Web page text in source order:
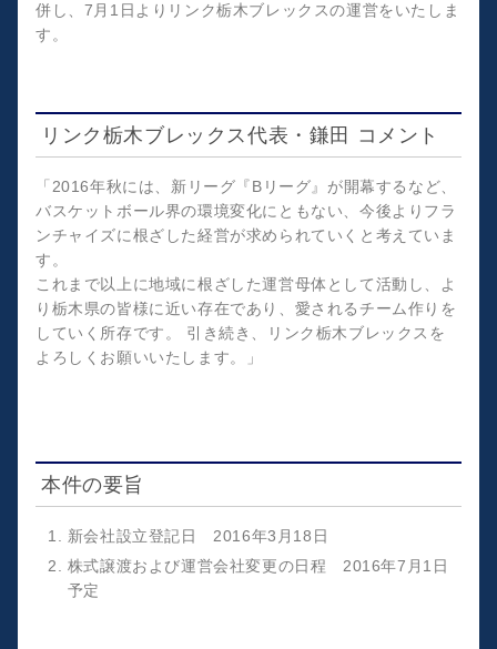
併し、7月1日よりリンク栃木ブレックスの運営をいたしま
す。
リンク栃木ブレックス代表・鎌田 コメント
「2016年秋には、新リーグ『Bリーグ』が開幕するなど、
バスケットボール界の環境変化にともない、今後よりフラ
ンチャイズに根ざした経営が求められていくと考えていま
す。
これまで以上に地域に根ざした運営母体として活動し、よ
り栃木県の皆様に近い存在であり、愛されるチーム作りを
していく所存です。 引き続き、リンク栃木ブレックスを
よろしくお願いいたします。」
本件の要旨
新会社設立登記日 2016年3月18日
株式譲渡および運営会社変更の日程 2016年7月1日
予定